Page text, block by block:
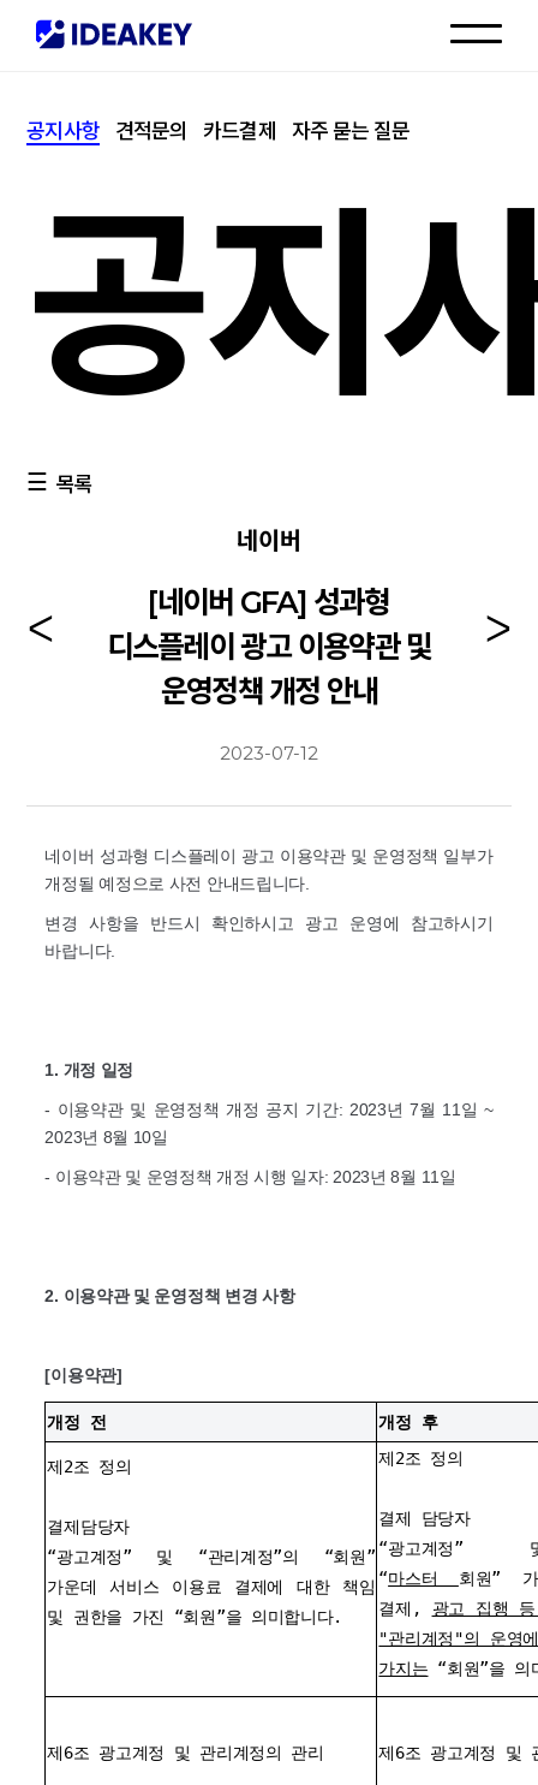
고객센터
공지사항 견적문의 카드결제 자주 묻는 질문
공지
목록
네이버
[네이버 GFA] 성과형
디스플레이 광고 이용약관 및
운영정책 개정 안내
2023-07-12
네이버 성과형 디스플레이 광고 이용약관 및 운영정책 일부가
개정될 예정으로 사전 안내드립니다.
변경 사항을 반드시 확인하시고 광고 운영에 참고하시기
바랍니다.
1. 개정 일정
- 이용약관 및 운영정책 개정 공지 기간: 2023년 7월 11일 ~
2023년 8월 10일
- 이용약관 및 운영정책 개정 시행 일자: 2023년 8월 11일
2. 이용약관 및 운영정책 변경 사항
[이용약관]
개정 전 개정 후
제2조 정의
결제담당자
“광고계정” 및 “관리계정”의 “회원”
가운데 서비스 이용료 결제에 대한 책임
및 권한을 가진 “회원”을 의미합니다.
제2조 정의
결제 담당자
“광고계정”
“마스터 회원”
결제, 광고 집행
"관리계정"의 운영
가지는 “회원”을 의
제6조 광고계정 및 관리계정의 관리 제6조 광고계정 및